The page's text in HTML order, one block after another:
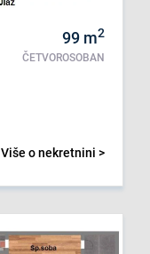
99 m2
ČETVOROSOBAN
Više o nekretnini >